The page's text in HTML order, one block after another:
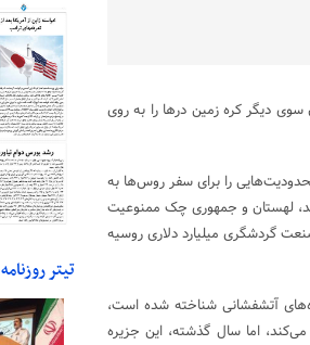
دیگر کره زمین درها را به روی
به اوکراین، محدودیت‌هایی را برای سفر روس‌ها به
لهستان و جمهوری چک ممنوعیت
گردشگری میلیارد دلاری روسیه
آتشفشانی شناخته شده است،
اما سال گذشته، این جزیره
تیتر روزنامه